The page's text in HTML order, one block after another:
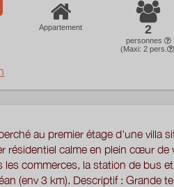
Appartement 2
personnes
(Maxi:2 pers.
au premier étage d'une villa
résidentiel calme en plein cœur de
les commerces, la station de bus
(env 3 km). Descriptif : Grande